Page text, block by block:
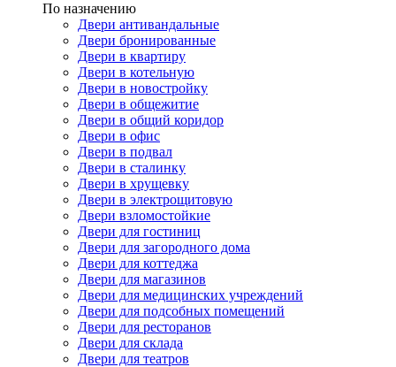
По назначению
Двери антивандальные
Двери бронированные
Двери в квартиру
Двери в котельную
Двери в новостройку
Двери в общежитие
Двери в общий коридор
Двери в офис
Двери в подвал
Двери в сталинку
Двери в хрущевку
Двери в электрощитовую
Двери взломостойкие
Двери для гостиниц
Двери для загородного дома
Двери для коттеджа
Двери для магазинов
Двери для медицинских учреждений
Двери для подсобных помещений
Двери для ресторанов
Двери для склада
Двери для театров